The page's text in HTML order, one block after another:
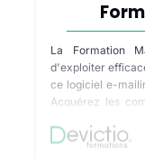
La Formation
d'exploiter
ce logiciel e-
Acquérez les
vos messages